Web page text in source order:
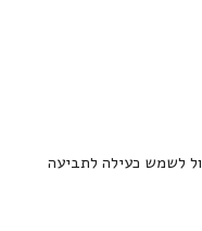
לשמש כעילה לתביעה